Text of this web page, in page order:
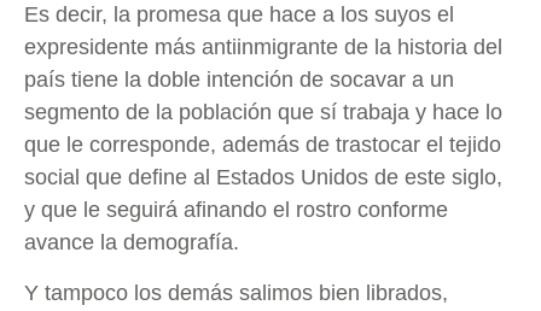
Es decir, la promesa que hace a los suyos el
expresidente más antiinmigrante de la historia del
país tiene la doble intención de socavar a un
segmento de la población que sí trabaja y hace lo
que le corresponde, además de trastocar el tejido
social que define al Estados Unidos de este siglo,
y que le seguirá afinando el rostro conforme
avance la demografía.
Y tampoco los demás salimos bien librados,